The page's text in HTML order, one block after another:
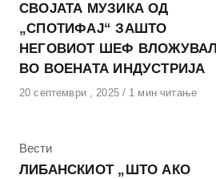
СВОЈАТА МУЗИКА ОД
„СПОТИФАЈ“ ЗАШТО
НЕГОВИОТ ШЕФ ВЛОЖУВАЛ
ВО ВОЕНАТА ИНДУСТРИЈА
Објавено
20 септември , 2025 1 мин читање
КАтегорија
Вести
ЛИБАНСКИОТ „ШТО АКО